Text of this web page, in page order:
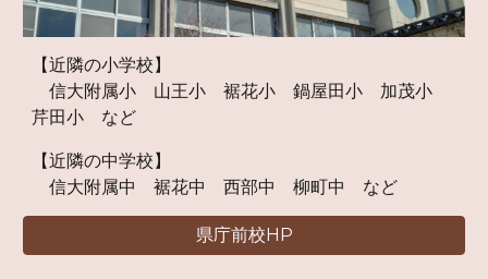
【近隣の小学校】
信大附属小 山王小 裾花小 鍋屋田小 加茂小
芹田小 など
【近隣の中学校】
信大附属中 裾花中 西部中 柳町中 など
県庁前校HP